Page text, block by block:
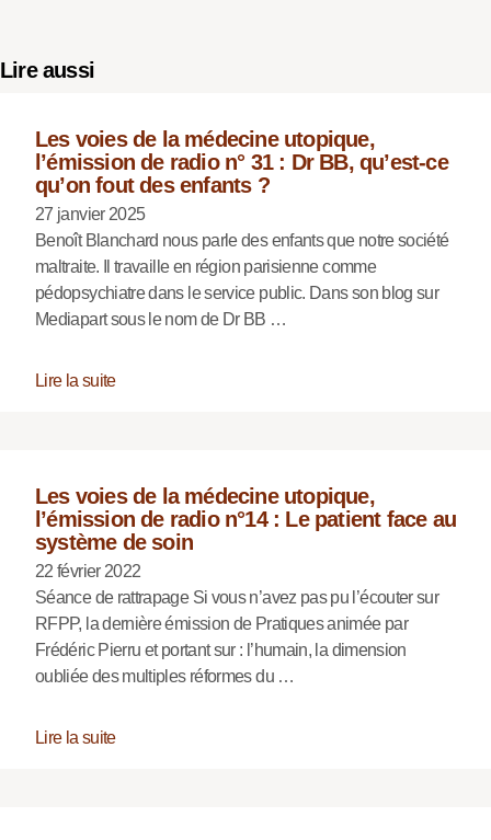
Lire aussi
Les voies de la médecine utopique,
l’émission de radio n° 31 : Dr BB, qu’est-ce
qu’on fout des enfants ?
27 janvier 2025
Benoît Blanchard nous parle des enfants que notre société
maltraite. Il travaille en région parisienne comme
pédopsychiatre dans le service public. Dans son blog sur
Mediapart sous le nom de Dr BB …
Lire la suite
Les voies de la médecine utopique,
l’émission de radio n°14 : Le patient face au
système de soin
22 février 2022
Séance de rattrapage Si vous n’avez pas pu l’écouter sur
RFPP, la dernière émission de Pratiques animée par
Frédéric Pierru et portant sur : l’humain, la dimension
oubliée des multiples réformes du …
Lire la suite